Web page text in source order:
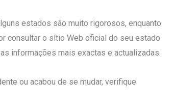
estados são muito rigorosos, enquanto
consultar o sítio Web oficial do seu estado
informações mais exactas e actualizadas.
ou acabou de se mudar, verifique